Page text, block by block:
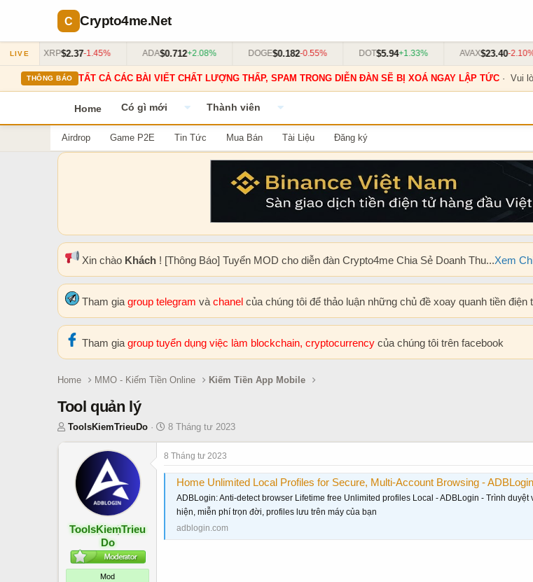
Crypto4me.Net
LIVEXRP $2.37-1.45% $0.712+2.08% DOGE$0.182-0.55% $5.94+1.33% AVAX$23.40-2.10%
THÔNG BÁO TẤT CẢ CÁC BÀI VIẾT CHẤT LƯỢNG THẤP, SPAM TRONG DIỄN ĐÀN SẼ BỊ XOÁ NGAY LẬP TỨC· Vui
Home Có gì mới Thành viên
Airdrop Game P2E Tin Tức Mua Bán Tài Liệu Đăng ký
Xin chào Khách ! [Thông Báo] Tuyển MOD cho diễn đàn Crypto4me Chia Sẻ Doanh Thu...Xem
Tham gia group telegram và chanel của chúng tôi để thảo luận những chủ đề xoay quanh tiền điện
Tham gia group tuyển dụng việc làm blockchain, cryptocurrency của chúng tôi trên facebook
Home MMO - Kiếm Tiền Online Kiếm Tiền App Mobile
Tool quản lý
T
h
t
t
ToolsKiemTrieuDo
N
g
à
8 Tháng tư 2023
ToolsKiemTrieu
Do
Mod
8 Tháng tư 2023
Home Unlimited Local Profiles for Secure, Multi-Account Browsing - ADBLogin: The Best Anti-
ADBLogin: Anti-detect browser Lifetime free Unlimited profiles Local - ADBLogin - Trình duyệt
hiện, miễn phí trọn đời, profiles lưu trên máy của bạn
adblogin.com